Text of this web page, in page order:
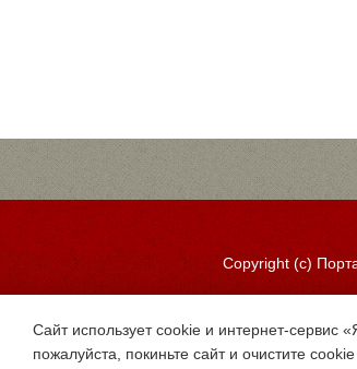
Copyright (c)
Сайт использует cookie и интернет-сервис
пожалуйста, покиньте сайт и очистите